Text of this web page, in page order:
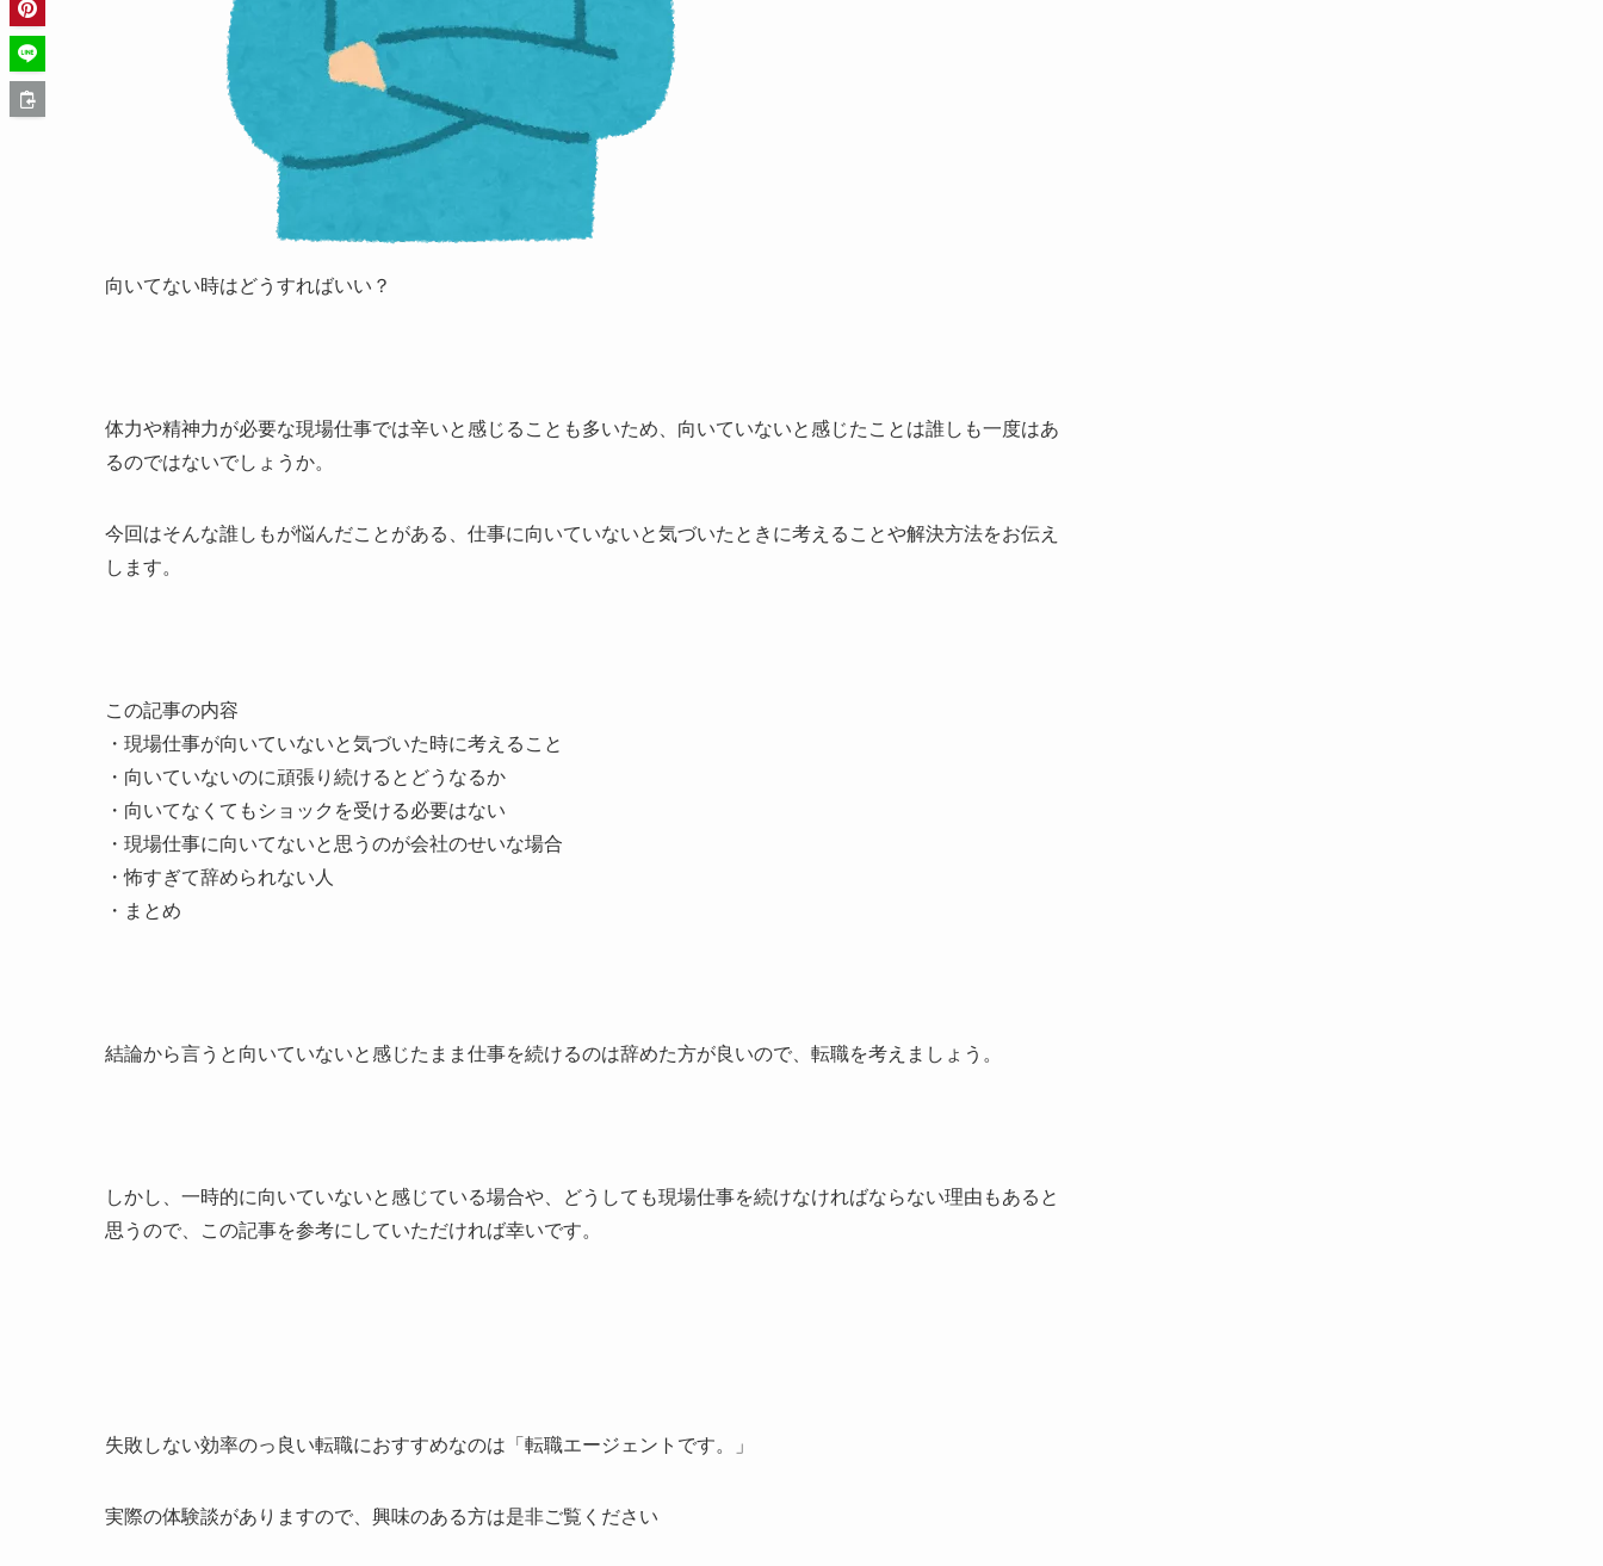
向いてない時はどうすればいい？
体力や精神力が必要な現場仕事では辛いと感じることも多いため、向いていないと感じたことは誰しも一度はあ
るのではないでしょうか。
今回はそんな誰しもが悩んだことがある、 仕事に向いていないと気づいたときに考えることや解決方法をお伝え
します。
この記事の内容
・現場仕事が向いていないと気づいた時に考えること
・向いていないのに頑張り続けるとどうなるか
・向いてなくてもショックを受ける必要はない
・現場仕事に向いてないと思うのが会社のせいな場合
・怖すぎて辞められない人
・まとめ
結論から言うと 向いていないと感じたまま仕事を続けるのは辞めた方が良いので、転職を考えましょう。
しかし、一時的に向いていないと感じている場合や、どうしても現場仕事を続けなければならない理由もあると
思うので、この記事を参考にしていただければ幸いです。
失敗しない効率のっ良い転職におすすめなのは 「転職エージェントです。」
実際の体験談がありますので、興味のある方は是非ご覧ください